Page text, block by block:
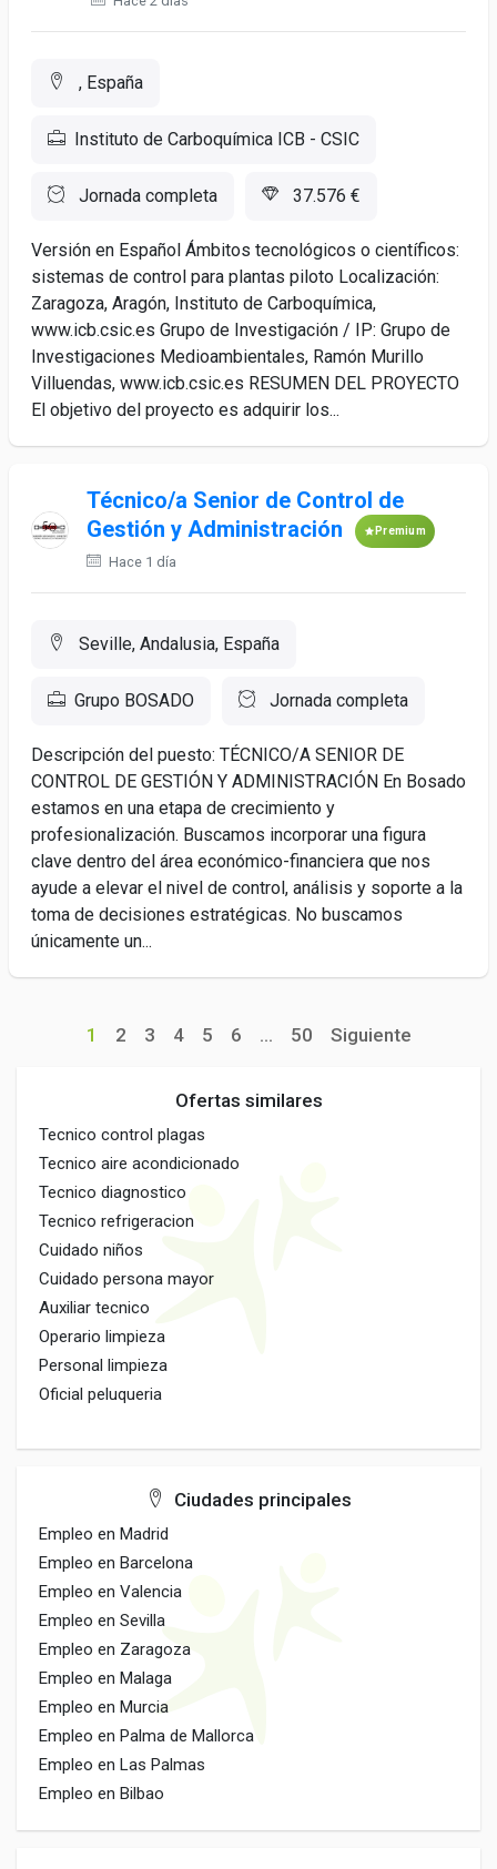
, España
Instituto de Carboquímica ICB - CSIC
Jornada completa 37.576 €
Versión en Español Ámbitos tecnológicos o científicos:
sistemas de control para plantas piloto Localización:
Zaragoza, Aragón, Instituto de Carboquímica,
www.icb.csic.es Grupo de Investigación / IP: Grupo de
Investigaciones Medioambientales, Ramón Murillo
Villuendas, www.icb.csic.es RESUMEN DEL PROYECTO
El objetivo del proyecto es adquirir los...
Técnico/a Senior de Control de
Gestión y Administración
Premium
Hace 1 día
Seville, Andalusia, España
Grupo BOSADO Jornada completa
Descripción del puesto: TÉCNICO/A SENIOR DE
CONTROL DE GESTIÓN Y ADMINISTRACIÓN En Bosado
estamos en una etapa de crecimiento y
profesionalización. Buscamos incorporar una figura
clave dentro del área económico-financiera que nos
ayude a elevar el nivel de control, análisis y soporte a la
toma de decisiones estratégicas. No buscamos
únicamente un...
1 2 3 4 5 6 ... 50 Siguiente
Ofertas similares
Tecnico control plagas
Tecnico aire acondicionado
Tecnico diagnostico
Tecnico refrigeracion
Cuidado niños
Cuidado persona mayor
Auxiliar tecnico
Operario limpieza
Personal limpieza
Oficial peluqueria
Ciudades principales
Empleo en Madrid
Empleo en Barcelona
Empleo en Valencia
Empleo en Sevilla
Empleo en Zaragoza
Empleo en Malaga
Empleo en Murcia
Empleo en Palma de Mallorca
Empleo en Las Palmas
Empleo en Bilbao